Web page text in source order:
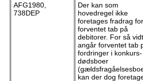
AFG1980,
738DEP
Der kan som
hovedregel ikke
foretages fradrag for
forventet tab på
debitorer. For så vidt
angår forventet tab
fordringer i konkurs-
dødsboer
kan der dog